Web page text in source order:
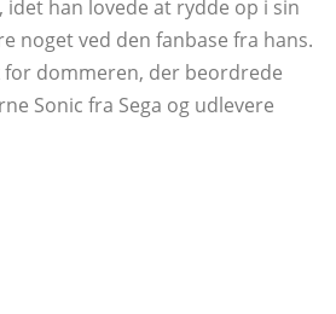
han lovede at rydde op i sin
noget ved den fanbase fra hans.
for dommeren, der beordrede
Sonic fra Sega og udlevere